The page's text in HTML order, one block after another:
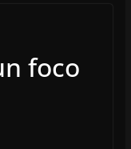
foco